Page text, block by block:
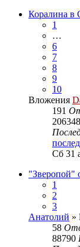
Коралина в
1
…
6
7
8
9
10
Вложения
191
206348
Сб 31
"Зверопой"
1
2
3
Анатолий »
58
88790